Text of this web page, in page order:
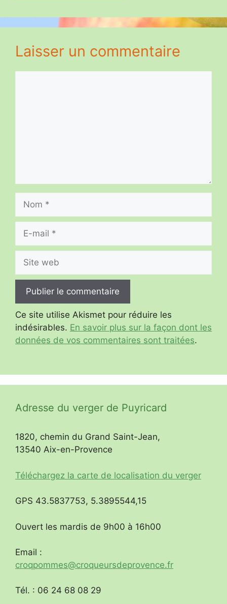
Laisser un commentaire
mail
web
Ce site utilise Akismet pour réduire les
indésirables. En savoir plus sur la façon dont les
données de vos commentaires sont traitées.
Adresse du verger de Puyricard
1820, chemin du Grand Saint-Jean,
13540 Aix-en-Provence
Téléchargez la carte de localisation du verger
GPS 43.5837753, 5.3895544,15
Ouvert les mardis de 9h00 à 16h00
Email :
croqpommes@croqueursdeprovence.fr
Tél. : 06 24 68 08 29